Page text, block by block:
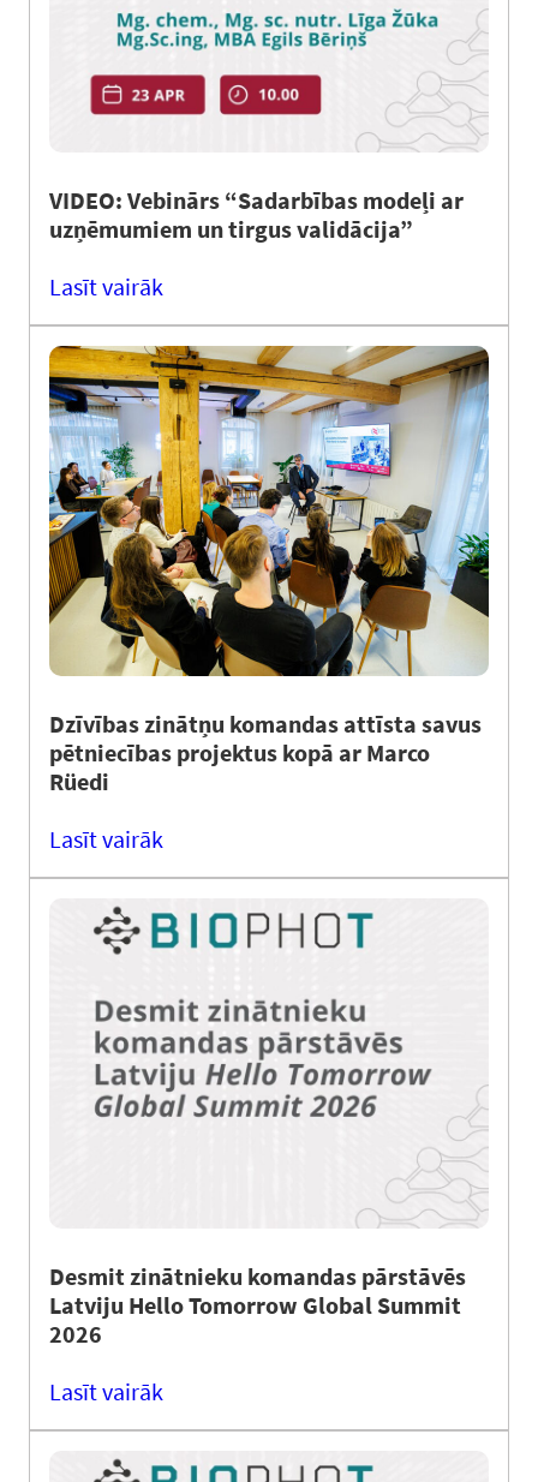
VIDEO: Vebinārs “Sadarbības modeļi ar
uzņēmumiem un tirgus validācija”
Lasīt vairāk
Dzīvības zinātņu komandas attīsta savus
pētniecības projektus kopā ar Marco
Rüedi
Lasīt vairāk
Desmit zinātnieku komandas pārstāvēs
Latviju Hello Tomorrow Global Summit
2026
Lasīt vairāk